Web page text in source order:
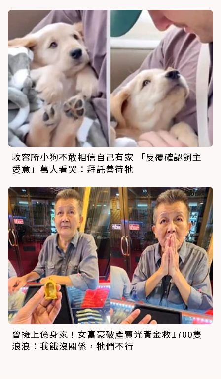
收容所小狗不敢相信自己有家 「反覆確認飼主
愛意」萬人看哭：拜託善待牠
曾擁上億身家！女富豪破產賣光黃金救1700隻
浪浪：我餓沒關係，牠們不行